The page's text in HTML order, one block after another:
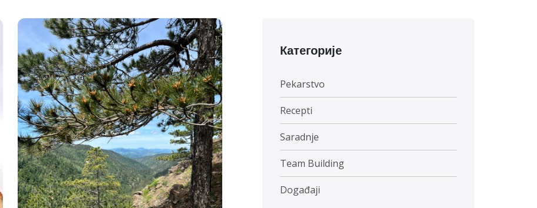
Категорије
Pekarstvo
Recepti
Saradnje
Team Building
Događaji